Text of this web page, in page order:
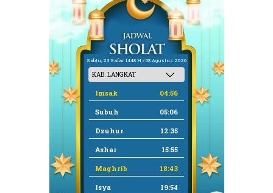
Sabtu, 23 Safar 1448 H / 08 Agustus 2026
Imsak 04:56
Subuh 05:06
Dzuhur 12:35
Ashar 15:55
Maghrib 18:43
Isya 19:54